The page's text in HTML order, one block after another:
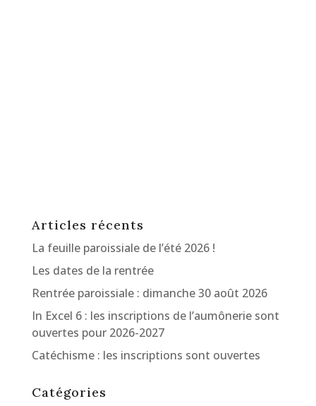
Articles récents
La feuille paroissiale de l’été 2026 !
Les dates de la rentrée
Rentrée paroissiale : dimanche 30 août 2026
In Excel 6 : les inscriptions de l’aumônerie sont
ouvertes pour 2026-2027
Catéchisme : les inscriptions sont ouvertes
Catégories